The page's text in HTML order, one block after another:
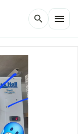
search menu